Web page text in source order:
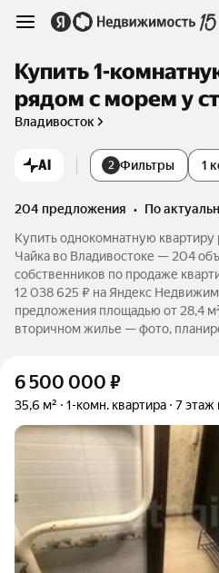
Купить 1-
рядом с морем у
Владивосток
AI 2 Фильтры 1
204 предложения •
по
Купить однокомнатную
Чайка во Владивостоке — 204
собственников по продаже
12 038 625 ₽ на Яндекс
предложения площадью от 28,4
вторичном жилье — фото,
6 500 000 ₽
35,6 м² 1-комн. квартира 7 этаж